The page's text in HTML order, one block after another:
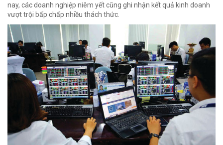
nay, các doanh nghiệp niêm yết cũng ghi nhận kết quả kinh doanh
vượt trội bấp chấp nhiều thách thức.